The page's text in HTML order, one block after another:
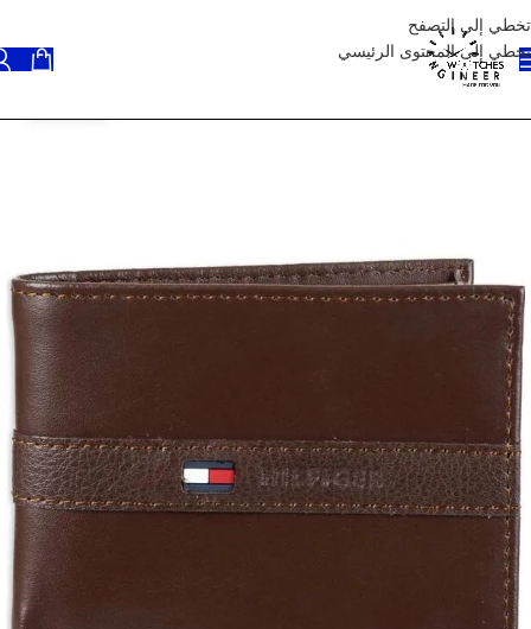
تخطي إلى التصفح
تخطي إلى المحتوى الرئيسي